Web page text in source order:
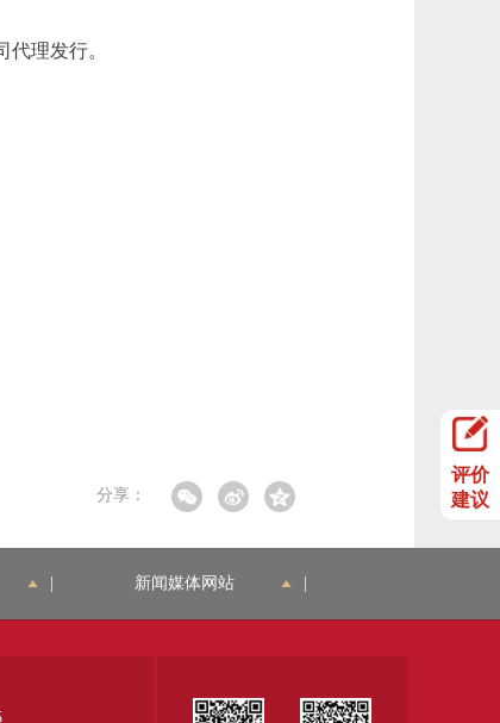
理发行。
分享：
评价
建议
新闻媒体网站